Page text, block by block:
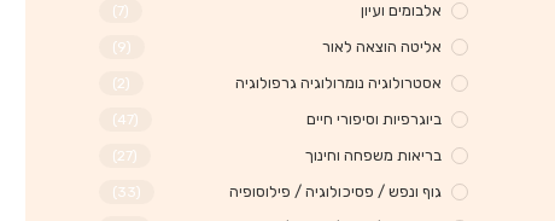
אלבומים ועיון (7)
אליטה הוצאה לאור (9)
אסטרולוגיה נומרולוגיה גרפולוגיה (2)
ביוגרפיות וסיפורי חיים (47)
בריאות משפחה וחינוך (27)
גוף ונפש / פסיכולוגיה / פילוסופיה (33)